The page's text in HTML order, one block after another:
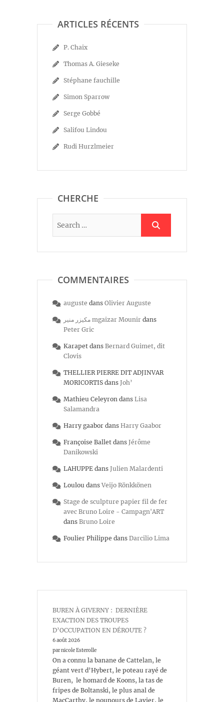
ARTICLES RÉCENTS
P. Chaix
Thomas A. Gieseke
Stéphane fauchille
Simon Sparrow
Serge Gobbé
Salifou Lindou
Rudi Hurzlmeier
CHERCHE
COMMENTAIRES
auguste dans Olivier Auguste
مكيزر منير mgaizar Mounir dans
Peter Gric
Karapet dans Bernard Guimet, dit
Clovis
THELLIER PIERRE DIT ADJINVAR
MORICORTIS dans Joh’
Mathieu Celeyron dans Lisa
Salamandra
Harry gaabor dans Harry Gaabor
Françoise Ballet dans Jérôme
Danikowski
LAHUPPE dans Julien Malardenti
Loulou dans Veijo Rönkkönen
Stage de sculpture papier fil de fer
avec Bruno Loire - Campagn'ART
dans Bruno Loire
Foulier Philippe dans Darcilio Lima
BUREN À GIVERNY : DERNIÈRE
EXACTION DES TROUPES
D’OCCUPATION EN DÉROUTE ?
6 août 2026
par nicole Esterolle
On a connu la banane de Cattelan, le
géant vert d’Hybert, le poteau rayé de
Buren, le homard de Koons, la tas de
fripes de Boltanski, le plus anal de
MacCarthy, le nounours de Lavier, le